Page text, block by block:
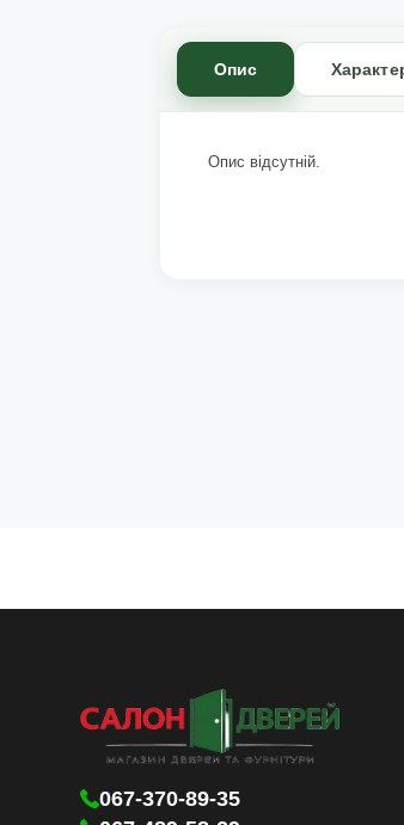
Опис
Опис відсутній.
067-370-89-35